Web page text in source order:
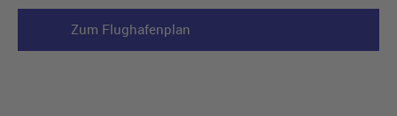
Zum Flughafenplan